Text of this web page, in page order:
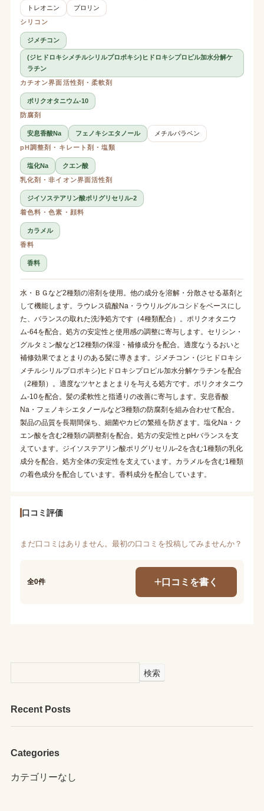
トレオニン
プロリン
シリコン
ジメチコン
(ジヒドロキシメチルシリルプロポキシ)ヒドロキシプロピル加水分解ケ
ラチン
カチオン界面活性剤・柔軟剤
ポリクオタニウム-10
防腐剤
安息香酸Na フェノキシエタノール
メチルパラベン
pH調整剤・キレート剤・塩類
塩化Na
クエン酸
乳化剤・非イオン界面活性剤
ジイソステアリン酸ポリグリセリル-2
着色料・色素・顔料
カラメル
香料
香料
水・ＢＧなど2種類の溶剤を使用。他の成分を溶解・分散させる基剤と
して機能します。ラウレス硫酸Na・ラウリルグルコシドをベースにし
た、バランスの取れた洗浄処方です（4種類配合）。ポリクオタニウ
ム-64を配合。処方の安定性と使用感の調整に寄与します。セリシン・
グルタミン酸など12種類の保湿・補修成分を配合。適度なうるおいと
補修効果でまとまりのある髪に導きます。ジメチコン・(ジヒドロキシ
メチルシリルプロポキシ)ヒドロキシプロピル加水分解ケラチンを配合
（2種類）。適度なツヤとまとまりを与える処方です。ポリクオタニウ
ム-10を配合。髪の柔軟性と指通りの改善に寄与します。安息香酸
Na・フェノキシエタノールなど3種類の防腐剤を組み合わせて配合。
製品の品質を長期間保ち、細菌やカビの繁殖を防ぎます。塩化Na・ク
エン酸を含む2種類の調整剤を配合。処方の安定性とpHバランスを支
えています。ジイソステアリン酸ポリグリセリル-2を含む1種類の乳化
成分を配合。処方全体の安定性を支えています。カラメルを含む1種類
の着色成分を配合しています。香料成分を配合しています。
口コミ評価
まだ口コミはありません。最初の口コミを投稿してみませんか？
全0件 口コミを書く
検索
Recent Posts
Categories
カテゴリーなし